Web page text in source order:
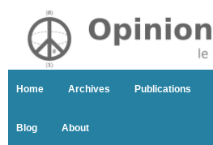
Home Archives Publications
Blog About